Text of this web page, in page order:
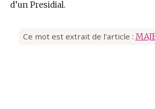
d’un Presidial.
Ce mot est extrait de l'article :